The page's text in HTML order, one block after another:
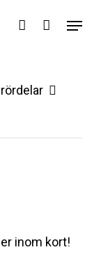
account
Menu
inom kort!